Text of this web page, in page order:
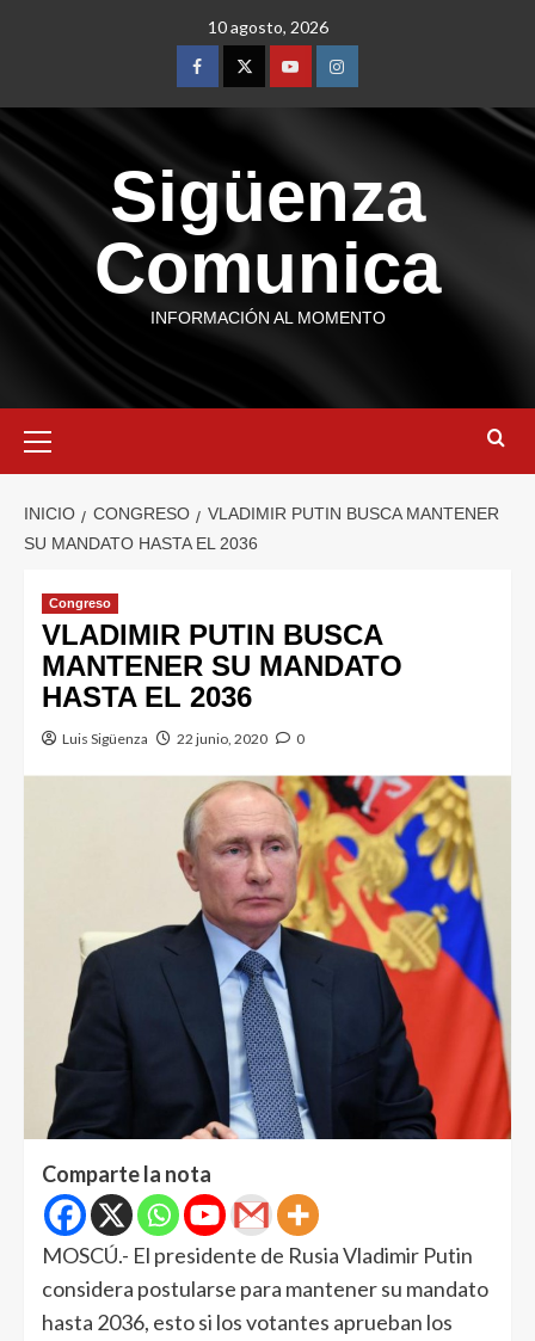
10 agosto, 2026
Sigüenza
Comunica
INFORMACIÓN AL MOMENTO
INICIO CONGRESO
VLADIMIR PUTIN BUSCA MANTENER
SU MANDATO HASTA EL 2036
Congreso
VLADIMIR PUTIN BUSCA
MANTENER SU MANDATO
HASTA EL 2036
Luis Sigüenza 22 junio, 2020 0
Comparte la nota
MOSCÚ.- El presidente de Rusia Vladimir Putin
considera postularse para mantener su mandato
hasta 2036, esto si los votantes aprueban los